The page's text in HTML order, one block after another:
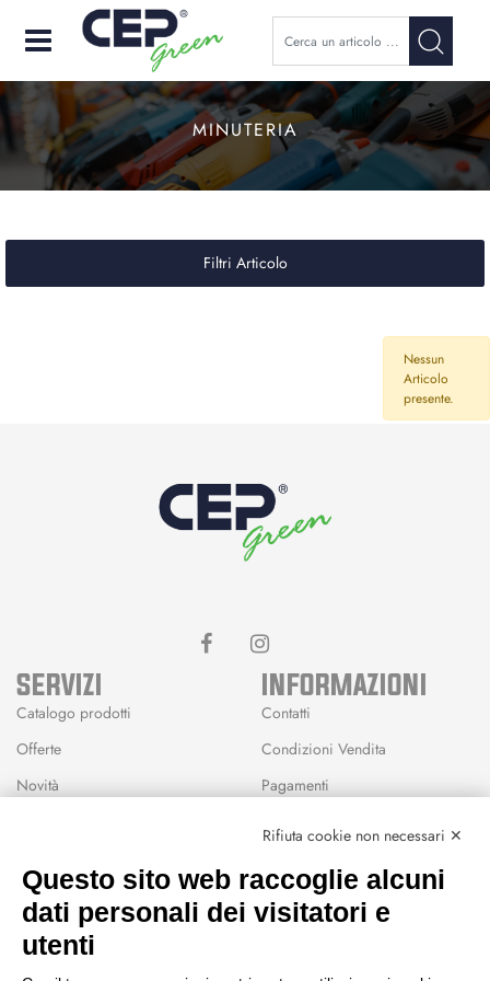
Open
MINUTERIA
Filtri Articolo
Nessun
Articolo
presente.
SERVIZI
Catalogo prodotti
Offerte
Novità
Wishlist
INFORMAZIONI
Contatti
Condizioni Vendita
Pagamenti
CEP GREEN
Rifiuta cookie non necessari ✕
Questo sito web raccoglie alcuni
dati personali dei visitatori e
utenti